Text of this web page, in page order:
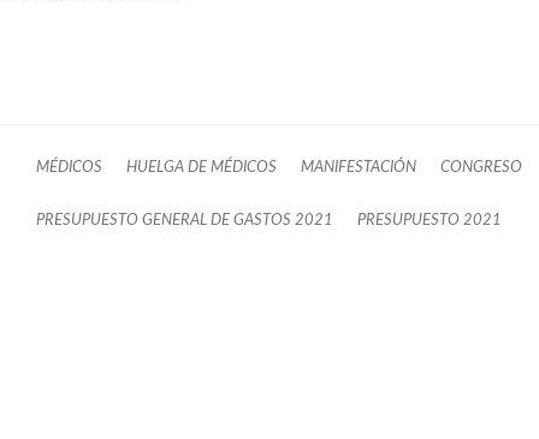
MÉDICOS HUELGA DE MÉDICOS MANIFESTACIÓN CONGRESO
PRESUPUESTO GENERAL DE GASTOS 2021 PRESUPUESTO 2021